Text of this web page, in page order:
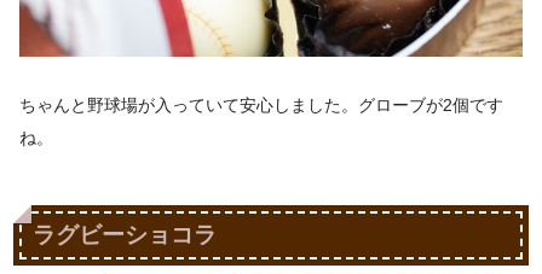
ちゃんと野球場が入っていて安心しました。グローブが2個です
ね。
ラグビーショコラ